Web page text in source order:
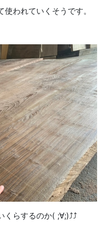
われていくそうです。
くらするのか( ;∀;)⤴⤴